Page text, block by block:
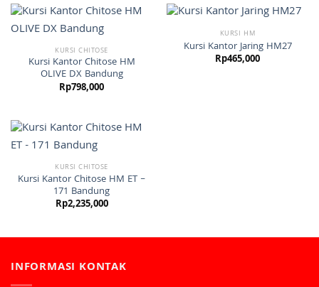
KURSI CHITOSE
Kursi Kantor Chitose HM
OLIVE DX Bandung
Rp798,000
KURSI HM
Kursi Kantor Jaring HM27
Rp465,000
KURSI CHITOSE
Kursi Kantor Chitose HM ET –
171 Bandung
Rp2,235,000
INFORMASI KONTAK